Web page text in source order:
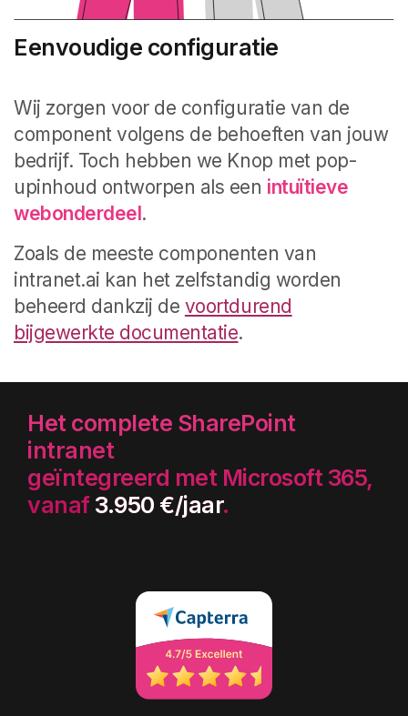
Eenvoudige configuratie
Wij zorgen voor de configuratie van de
component volgens de behoeften van jouw
bedrijf. Toch hebben we Knop met pop-
upinhoud ontworpen als een intuïtieve
webonderdeel.
Zoals de meeste componenten van
intranet.ai kan het zelfstandig worden
beheerd dankzij de voortdurend
bijgewerkte documentatie.
Het complete SharePoint
intranet
geïntegreerd met Microsoft 365,
vanaf 3.950 €/jaar.